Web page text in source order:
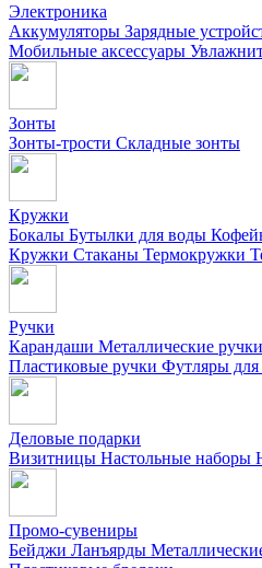
Электроника
Аккумуляторы Зарядные
Мобильные аксессуары
Зонты
Зонты-трости Складные зонты
Кружки
Бокалы Бутылки для воды
Кружки Стаканы Термокружки
Ручки
Карандаши Металлические ручки
Пластиковые ручки Футляры для
Деловые подарки
Визитницы Настольные наборы
Промо-сувениры
Бейджи Ланъярды